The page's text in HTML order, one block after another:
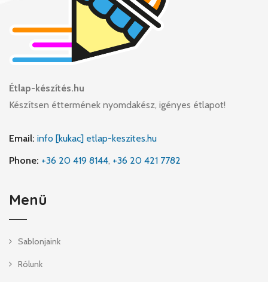
Étlap-készítés.hu
Készítsen éttermének nyomdakész, igényes étlapot!
Email: info [kukac] etlap-keszites.hu
Phone: +36 20 419 8144, +36 20 421 7782
Menü
Sablonjaink
Rólunk